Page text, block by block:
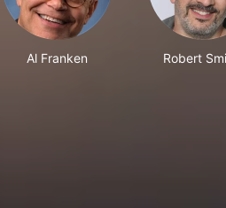
Al Franken Robert